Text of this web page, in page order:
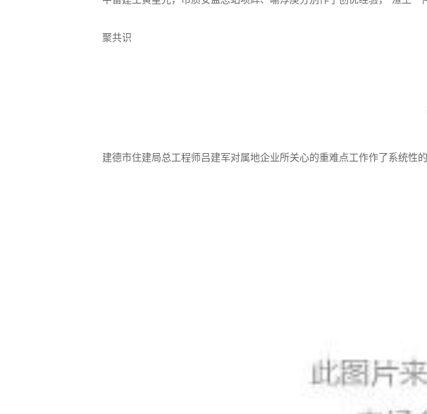
聚共识
建德市住建局总工程师吕建军对属地企业所关心的重难点工作作了系统性的